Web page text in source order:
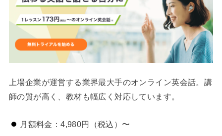
上場企業が運営する業界最大手のオンライン英会話。講
師の質が高く、教材も幅広く対応しています。
月額料金：4,980円（税込）〜